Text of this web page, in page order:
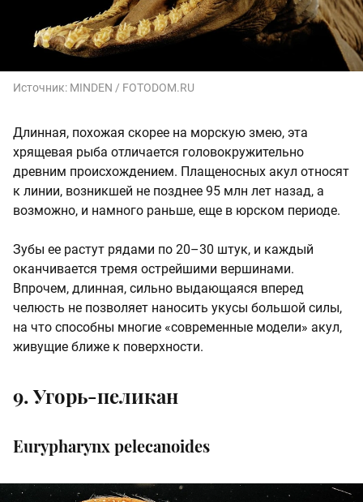
Источник: MINDEN / FOTODOM.RU
Длинная, похожая скорее на морскую змею, эта
хрящевая рыба отличается головокружительно
древним происхождением. Плащеносных акул относят
к линии, возникшей не позднее 95 млн лет назад, а
возможно, и намного раньше, еще в юрском периоде.
Зубы ее растут рядами по 20–30 штук, и каждый
оканчивается тремя острейшими вершинами.
Впрочем, длинная, сильно выдающаяся вперед
челюсть не позволяет наносить укусы большой силы,
на что способны многие «современные модели» акул,
живущие ближе к поверхности.
9. Угорь-пеликан
Eurypharynx pelecanoides